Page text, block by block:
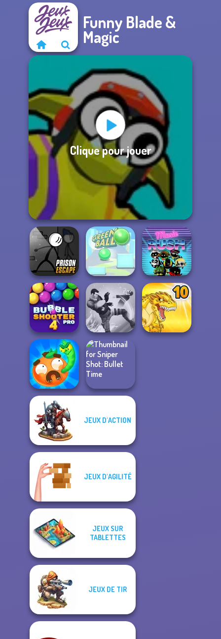
Funny Blade &
Magic
Clique pour jouer
Prison Escape
Online
Green Ball Music Rush
Bubble Shooter
Pro 4
Gang Brawlers
Worm Out: Brain
Teaser Games
Sniper Shot:
JEUX D'ACTION
JEUX D'AGILITÉ
JEUX SUR
TABLETTES
JEUX DE TIR